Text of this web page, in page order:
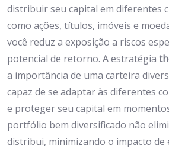
distribuir seu capital em diferentes
como ações, títulos, imóveis e
você reduz a exposição a riscos
potencial de retorno. A estratégia
a importância de uma carteira
capaz de se adaptar às diferentes
e proteger seu capital em
portfólio bem diversificado não
distribui, minimizando o impacto de